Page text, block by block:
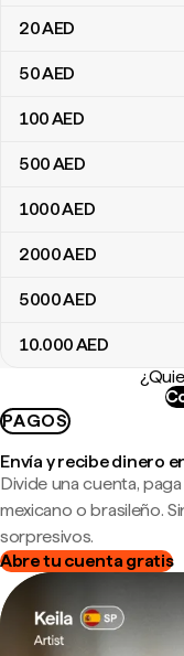
20AED
50AED
100AED
500AED
1000AED
2000AED
5000AED
10.000AED
PAGOS
Envía y recibe dinero
Divide una cuenta,
mexicano o brasileño.
sorpresivos.
Abre tu cuenta gratis